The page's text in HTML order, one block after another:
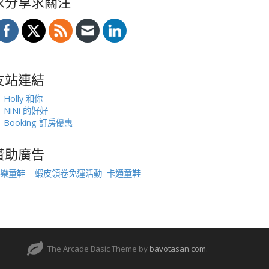
站連結
Holly 和你
NiNi 的好好
Booking 訂房優惠
助廣告
童鞋 蝦皮領卷免運活動 卡通童鞋
The Arcade Basic Theme by bavotasan.com.